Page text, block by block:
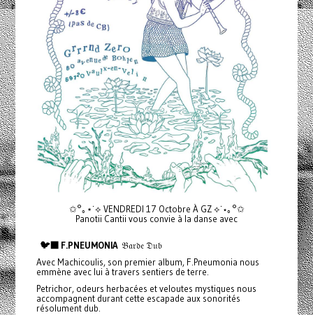
✩°｡⋆˙⟡ VENDREDI 17 Octobre À GZ ⟡˙⋆｡°✩
Panotii Cantii vous convie à la danse avec
🐦‍⬛ F.PNEUMONIA𝔅𝔞𝔯𝔡𝔢 𝔇𝔲𝔟
Avec Machicoulis, son premier album, F.Pneumonia nous
emmène avec lui à travers sentiers de terre.
Petrichor, odeurs herbacées et veloutes mystiques nous
accompagnent durant cette escapade aux sonorités
résolument dub.